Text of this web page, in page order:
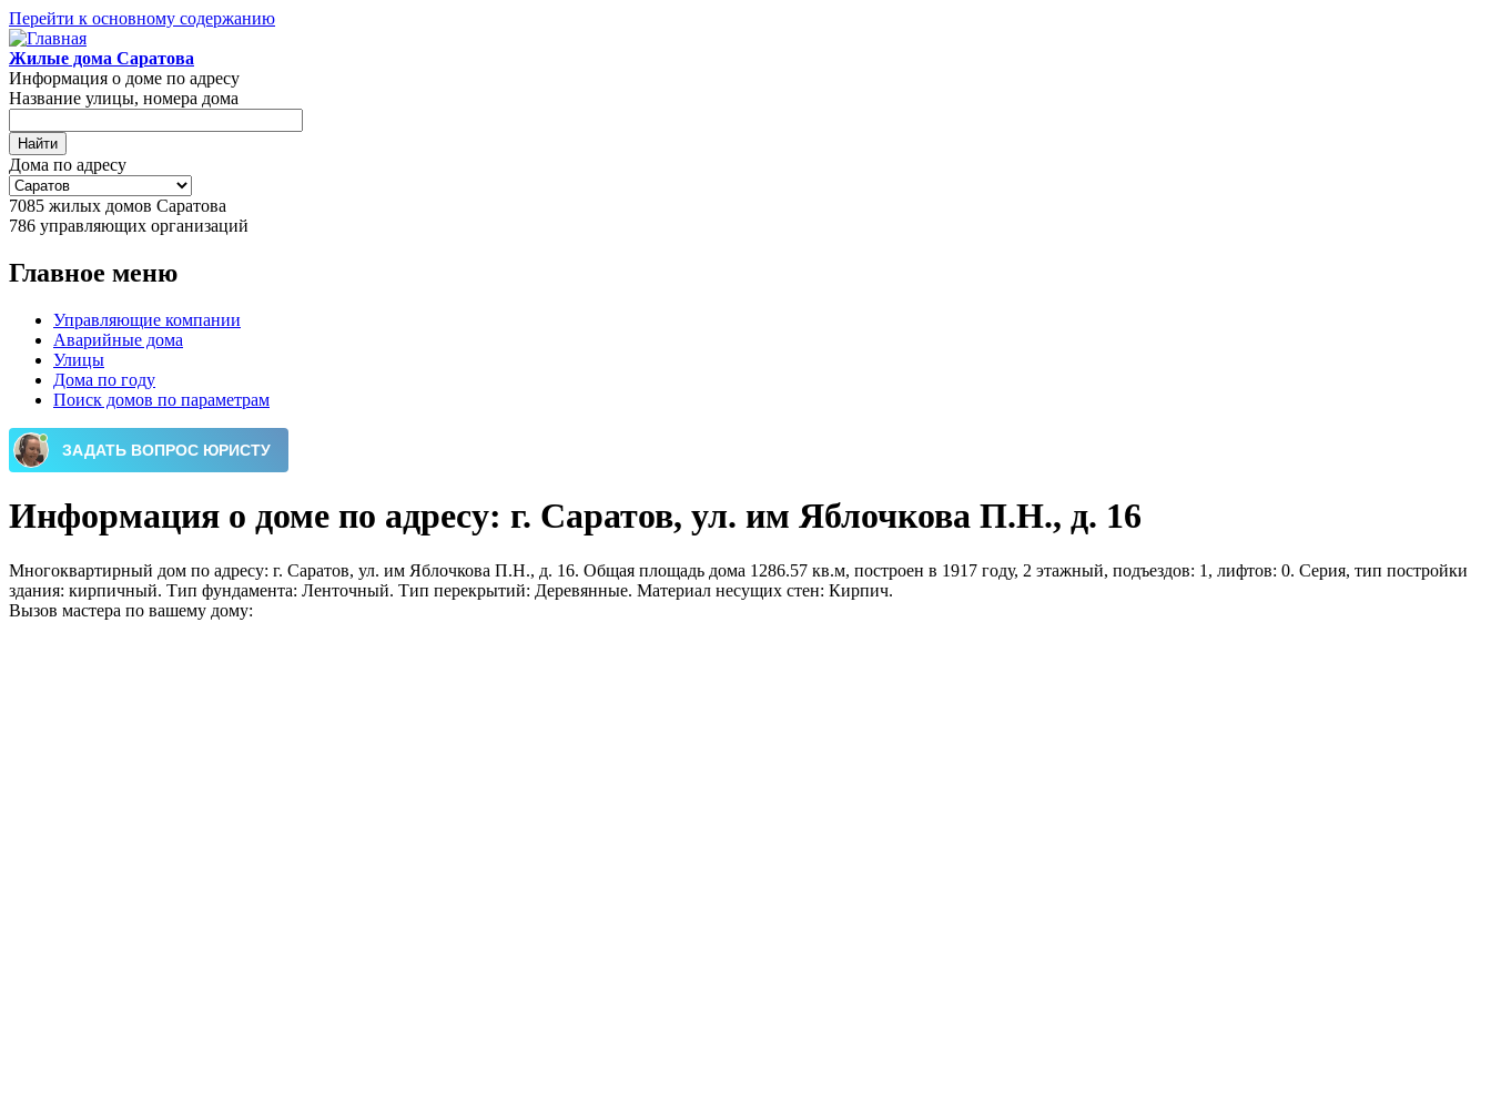
Перейти к основному содержанию
Жилые дома Саратова
Информация о доме по адресу
Название улицы, номера дома
Дома по адресу
7085 жилых домов Саратова
786 управляющих организаций
Главное меню
Управляющие компании
Аварийные дома
Улицы
Дома по году
Поиск домов по параметрам
Информация о доме по адресу: г. Саратов, ул. им Яблочкова П.Н., д. 16
Многоквартирный дом по адресу: г. Саратов, ул. им Яблочкова П.Н., д. 16. Общая площадь дома 1286.57 кв.м, построен в 1917 году, 2 этажный, подъездов: 1, лифтов: 0. Серия, тип постройки
здания: кирпичный. Тип фундамента: Ленточный. Тип перекрытий: Деревянные. Материал несущих стен: Кирпич.
Вызов мастера по вашему дому: